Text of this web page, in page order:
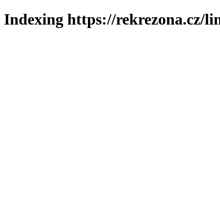
Indexing https://rekrezona.cz/